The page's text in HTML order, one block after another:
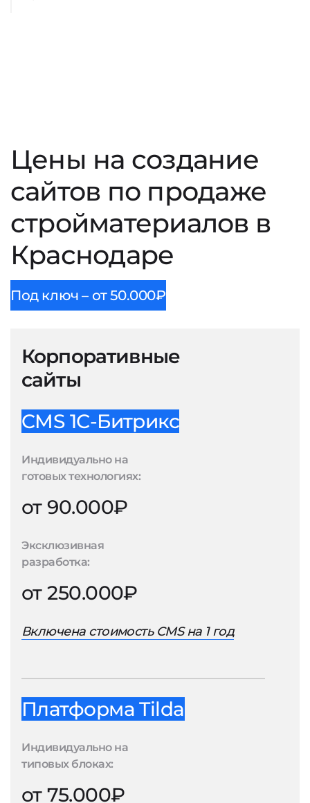
Цены на создание
сайтов по продаже
стройматериалов в
Краснодаре
Под ключ – от 50.000₽
Корпоративные
сайты
CMS 1С-Битрикс
Индивидуально на
готовых технологиях:
от 90.000₽
Эксклюзивная
разработка:
от 250.000₽
Включена стоимость CMS на 1 год
Платформа Tilda
Индивидуально на
типовых блоках:
от 75.000₽